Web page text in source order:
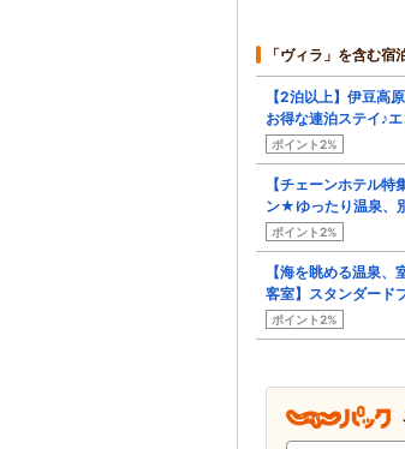
「ヴィラ」を含む宿
【2泊以上】伊豆高
お得な連泊ステイ♪
ポイント2%
【チェーンホテル
ン★ゆったり温泉、
ポイント2%
【海を眺める温泉
客室】スタンダード
ポイント2%